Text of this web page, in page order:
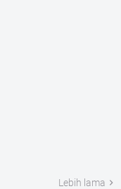
Lebih lama